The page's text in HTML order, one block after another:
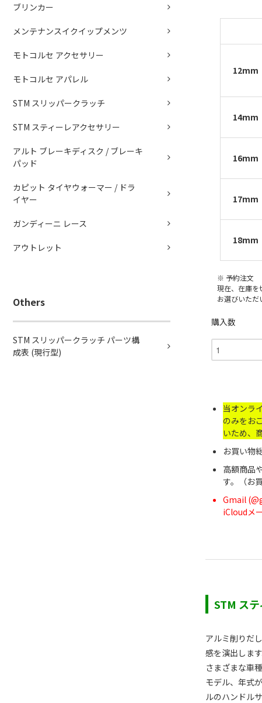
ブリンカー
メンテナンスイクイップメンツ
モトコルセ アクセサリー
モトコルセ アパレル
STM スリッパークラッチ
STM スティーレアクセサリー
アルト ブレーキディスク / ブレーキ
パッド
カピット タイヤウォーマー / ドラ
イヤー
ガンディーニ レース
アウトレット
Others
STM スリッパークラッチ パーツ構
成表 (現行型)
12mm
14mm
16mm
17mm
18mm
※ 予約注文
現在、在庫を
お選びいただ
購入数
当オンラ
のみをお
いため、
お買い物
高額商品
す。（お
Gmail
iCloudメ
STM ス
アルミ削りだ
感を演出します
さまざまな車
モデル、年式
ルのハンドル